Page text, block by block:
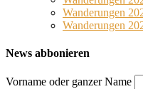
Wanderungen
Wanderungen
News abbonieren
Vorname oder ganzer Name